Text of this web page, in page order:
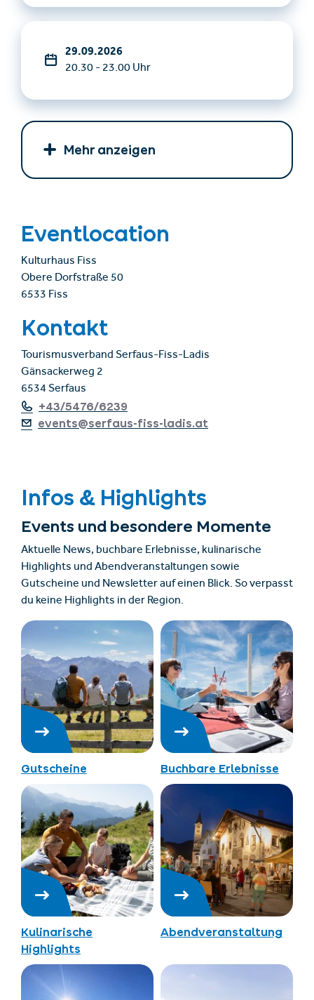
29.09.2026
20.30 - 23.00 Uhr
Mehr anzeigen
Eventlocation
Kulturhaus Fiss
Obere Dorfstraße 50
6533 Fiss
Kontakt
Tourismusverband Serfaus-Fiss-Ladis
Gänsackerweg 2
6534 Serfaus
+43/5476/6239
events@serfaus-fiss-ladis.at
Infos & Highlights
Events und besondere Momente
Aktuelle News, buchbare Erlebnisse, kulinarische
Highlights und Abendveranstaltungen sowie
Gutscheine und Newsletter auf einen Blick. So verpasst
du keine Highlights in der Region.
Gutscheine Buchbare Erlebnisse
Kulinarische
Highlights
Abendveranstaltung